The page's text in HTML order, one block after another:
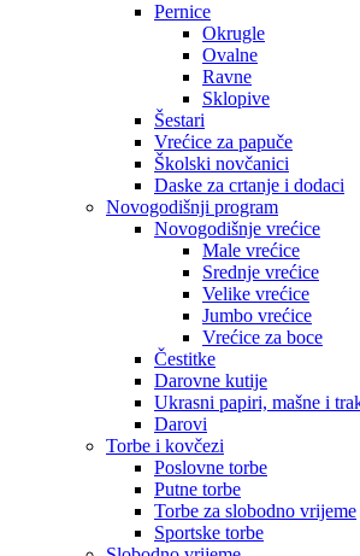
Pernice
Okrugle
Ovalne
Ravne
Sklopive
Šestari
Vrećice za papuče
Školski novčanici
Daske za crtanje i dodaci
Novogodišnji program
Novogodišnje vrećice
Male vrećice
Srednje vrećice
Velike vrećice
Jumbo vrećice
Vrećice za boce
Čestitke
Darovne kutije
Ukrasni papiri, mašne i
Darovi
Torbe i kovčezi
Poslovne torbe
Putne torbe
Torbe za slobodno vrijeme
Sportske torbe